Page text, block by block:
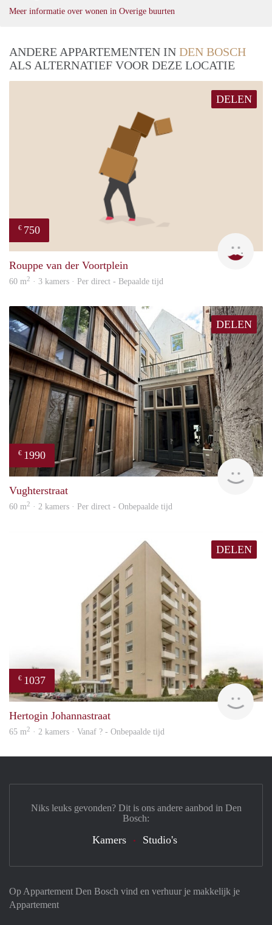
Meer informatie over wonen in Overige buurten
ANDERE APPARTEMENTEN IN DEN BOSCH
ALS ALTERNATIEF VOOR DEZE LOCATIE
DELEN
€ 750
Rouppe van der Voortplein
60 m2 · 3 kamers · Per direct - Bepaalde tijd
DELEN
€ 1990
Next
Vughterstraat
60 m2 · 2 kamers · Per direct - Onbepaalde tijd
DELEN
€ 1037
Hertogin Johannastraat
65 m2 · 2 kamers · Vanaf ? - Onbepaalde tijd
Op Appartement Den Bosch vind en verhuur je makkelijk je
Appartement
Niks leuks gevonden? Dit is ons andere aanbod in Den
Bosch:
Kamers Studio's